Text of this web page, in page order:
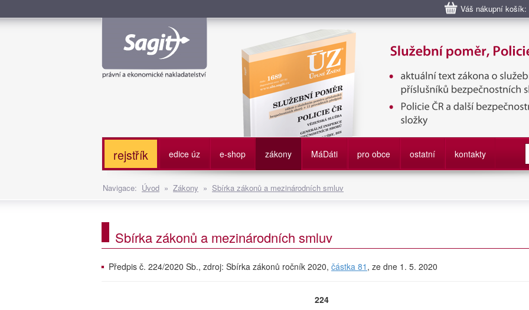
Váš nákupní
Služební poměr příslušníků bezpečnostních sborů, Policie ČR, Vězeňská
služby
rejstřík edice úz e-shop zákony MáDáti pro obce ostatní kontakty
Navigace: Úvod » Zákony » Sbírka zákonů a mezinárodních smluv
Sbírka zákonů a mezinárodních smluv
Předpis č. 224/2020 Sb., zdroj: Sbírka zákonů ročník 2020, částka 81 , ze dne 1. 5. 2020
224